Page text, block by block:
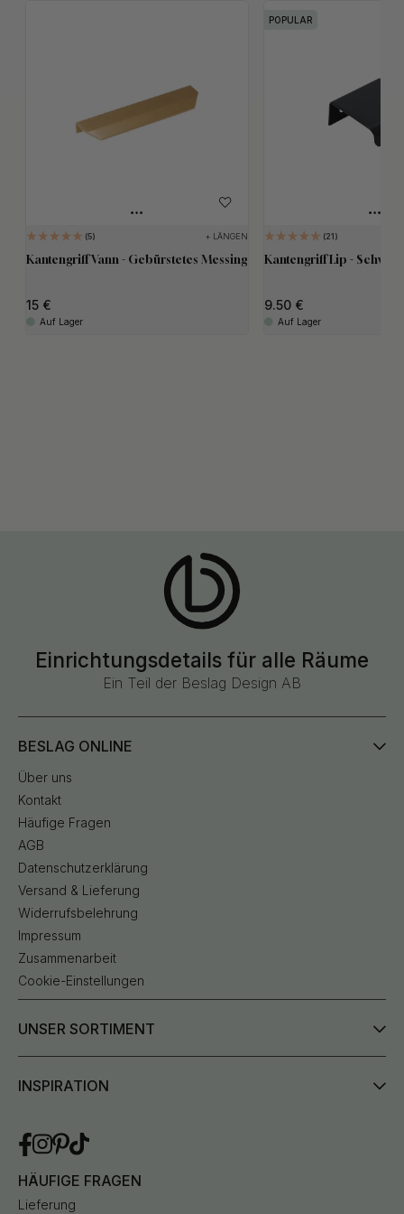
5 + LÄNGEN
Kantengriff Vann - Gebürstetes Messing
15
Auf Lager
POPULAR
21
Kantengriff Lip - Schwarz
9.50
Auf Lager
Einrichtungsdetails für alle Räume
Ein Teil der Beslag Design AB
BESLAG ONLINE
Über uns
Kontakt
Häufige Fragen
AGB
Datenschutzerklärung
Versand & Lieferung
Widerrufsbelehrung
Impressum
Zusammenarbeit
Cookie-Einstellungen
UNSER SORTIMENT
INSPIRATION
HÄUFIGE FRAGEN
Lieferung